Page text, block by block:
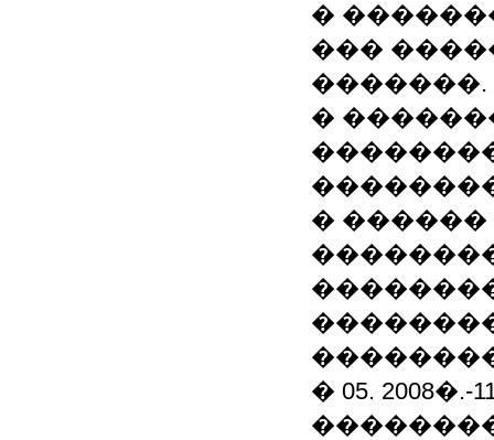
�
���
�������.
�
� ������
� 05.